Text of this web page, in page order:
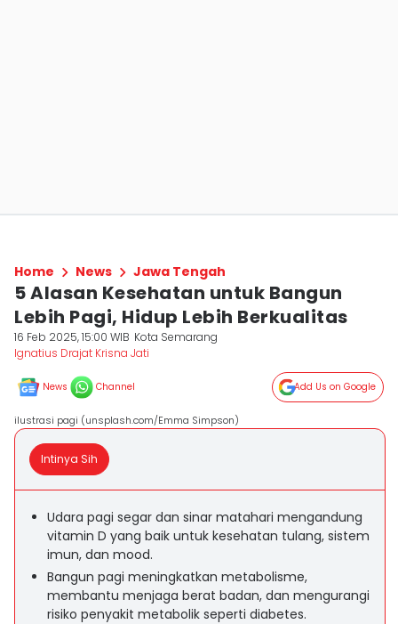
Home News Jawa Tengah
5 Alasan Kesehatan untuk Bangun
Lebih Pagi, Hidup Lebih Berkualitas
16 Feb 2025, 15:00 WIB Kota Semarang
Ignatius Drajat Krisna Jati
News Channel Add Us on Google
ilustrasi pagi (unsplash.com/Emma Simpson)
Intinya Sih
Udara pagi segar dan sinar matahari mengandung
vitamin D yang baik untuk kesehatan tulang, sistem
imun, dan mood.
Bangun pagi meningkatkan metabolisme,
membantu menjaga berat badan, dan mengurangi
risiko penyakit metabolik seperti diabetes.